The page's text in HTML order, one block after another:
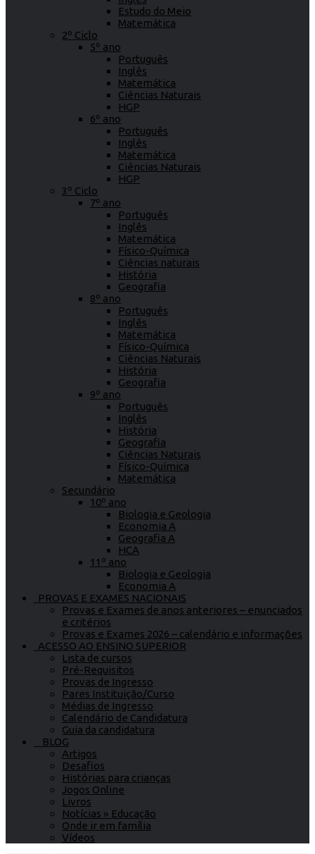
Estudo do Meio
Matemática
2º Ciclo
5º ano
Português
Inglês
Matemática
Ciências Naturais
HGP
6º ano
Português
Inglês
Matemática
Ciências Naturais
HGP
3º Ciclo
7º ano
Português
Inglês
Matemática
Físico-Química
Ciências naturais
História
Geografia
8º ano
Português
Inglês
Matemática
Físico-Química
Ciências Naturais
História
Geografia
9º ano
Português
Inglês
História
Geografia
Ciências Naturais
Físico-Química
Matemática
Secundário
10º ano
Biologia e Geologia
Economia A
Geografia A
HCA
11º ano
Biologia e Geologia
Economia A
PROVAS E EXAMES NACIONAIS
Provas e Exames de anos anteriores – enunciados
e critérios
Provas e Exames 2026 – calendário e informações
ACESSO AO ENSINO SUPERIOR
Lista de cursos
Pré-Requisitos
Provas de Ingresso
Pares Instituição/Curso
Médias de Ingresso
Calendário de Candidatura
Guia da candidatura
BLOG
Artigos
Desafios
Histórias para crianças
Jogos Online
Livros
Notícias » Educação
Onde ir em família
Vídeos